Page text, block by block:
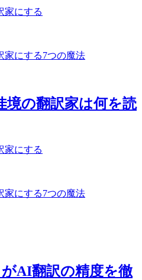
家にする
家にする7つの魔法
の翻訳家は何を読
家にする
家にする7つの魔法
AI翻訳の精度を徹